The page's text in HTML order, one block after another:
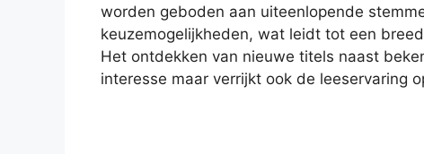
worden geboden aan uiteenlopende
keuzemogelijkheden, wat leidt tot een
Het ontdekken van nieuwe titels naast
interesse maar verrijkt ook de leeservaring